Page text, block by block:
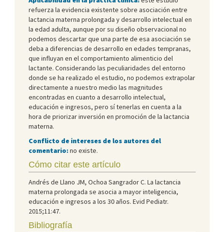
refuerza la evidencia existente sobre asociación entre
lactancia materna prolongada y desarrollo intelectual en
la edad adulta, aunque por su diseño observacional no
podemos descartar que una parte de esa asociación se
deba a diferencias de desarrollo en edades tempranas,
que influyan en el comportamiento alimenticio del
lactante. Considerando las peculiaridades del entorno
donde se ha realizado el estudio, no podemos extrapolar
directamente a nuestro medio las magnitudes
encontradas en cuanto a desarrollo intelectual,
educación e ingresos, pero sí tenerlas en cuenta a la
hora de priorizar inversión en promoción de la lactancia
materna.
Conflicto de intereses de los autores del
comentario:no existe.
Cómo citar este artículo
Andrés de Llano JM, Ochoa Sangrador C. La lactancia
materna prolongada se asocia a mayor inteligencia,
educación e ingresos a los 30 años. Evid Pediatr.
2015;11:47.
Bibliografía